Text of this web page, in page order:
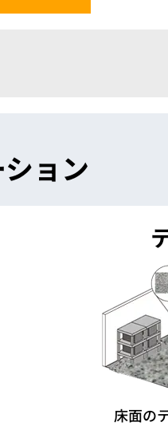
ョン
床面の